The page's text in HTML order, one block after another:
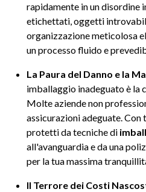
rapidamente in un disordine
etichettati, oggetti
organizzazione meticolosa
un processo fluido e
La Paura del Danno e la
imballaggio inadeguato è la
Molte aziende non
assicurazioni adeguate.
protetti da tecniche di
all'avanguardia e da una
per la tua massima
Il Terrore dei Costi